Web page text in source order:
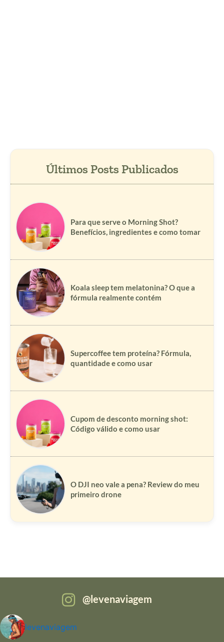
Para que serve o Morning Shot?
Benefícios, ingredientes e como tomar
Koala sleep tem melatonina? O que a
fórmula realmente contém
Supercoffee tem proteína? Fórmula,
quantidade e como usar
Cupom de desconto morning shot:
Código válido e como usar
O DJI neo vale a pena? Review do meu
primeiro drone
levenaviagem
levenaviagem